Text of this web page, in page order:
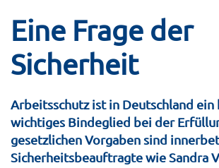
Eine Frage der
Sicherheit
Arbeitsschutz ist in Deutschland ein
wichtiges Bindeglied bei der
gesetzlichen Vorgaben sind
Sicherheitsbeauftragte wie Sandra